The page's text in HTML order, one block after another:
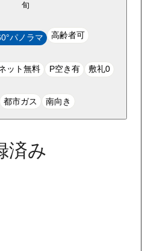
旬
パノラマ 高齢者可
ット無料 P空き有 敷礼0
都市ガス 南向き
済み